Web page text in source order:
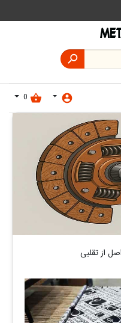

account_circle
shopping_basket
0
از تقلبی